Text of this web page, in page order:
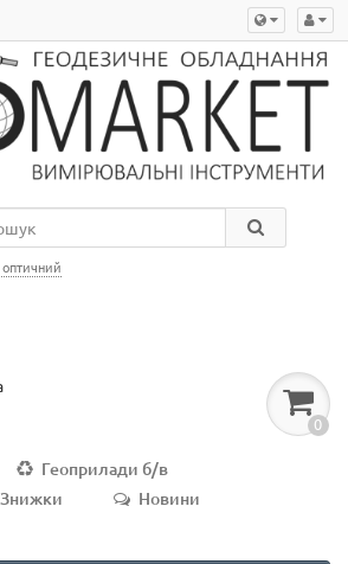
оптичний
0
Геоприлади б/в
Знижки
Новини